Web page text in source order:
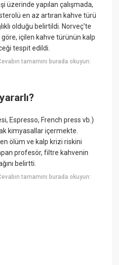
üzerinde yapılan çalışmada,
en az artıran kahve türü
olduğu belirtildi. Norveç'te
içilen kahve türünün kalp
tespit edildi.
tamamını burada okuyun:
Espresso, French press vb.)
kimyasallar içermekte.
ölüm ve kalp krizi riskini
profesör, filtre kahvenin
belirtti.
tamamını burada okuyun: